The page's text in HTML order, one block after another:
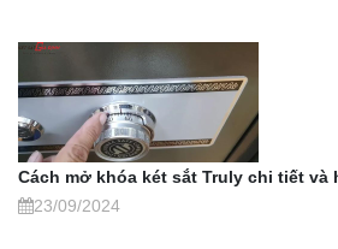
Cách mở khóa két sắt Truly chi tiết và
23/09/2024